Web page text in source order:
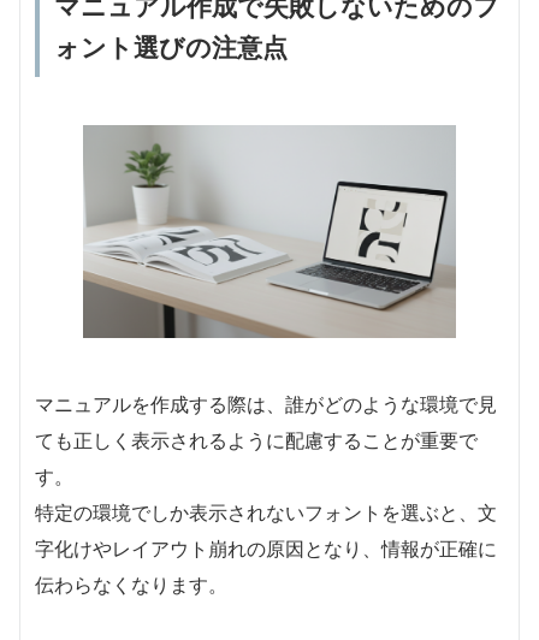
ォント選びの注意点
マニュアルを作成する際は、誰がどのような環境で見
ても正しく表示されるように配慮することが重要で
す。
特定の環境でしか表示されないフォントを選ぶと、文
字化けやレイアウト崩れの原因となり、情報が正確に
伝わらなくなります。